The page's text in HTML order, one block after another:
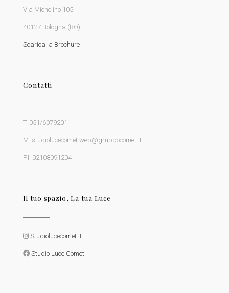
Via Michelino 105
40127 Bologna (BO)
Scarica la Brochure
Contatti
T. 051/6079201
M. studiolucecomet.web@gruppocomet.it
P.I. 02108091204
Il tuo spazio, La tua Luce
Studiolucecomet.it
Studio Luce Comet